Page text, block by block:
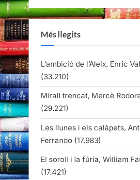
Més llegits
L’ambició de l’Aleix, Enric
(33.210)
Mirall trencat, Mercè
(29.221)
Les llunes i els calàpets,
Ferrando (17.983)
El soroll i la fúria, William
(17.421)